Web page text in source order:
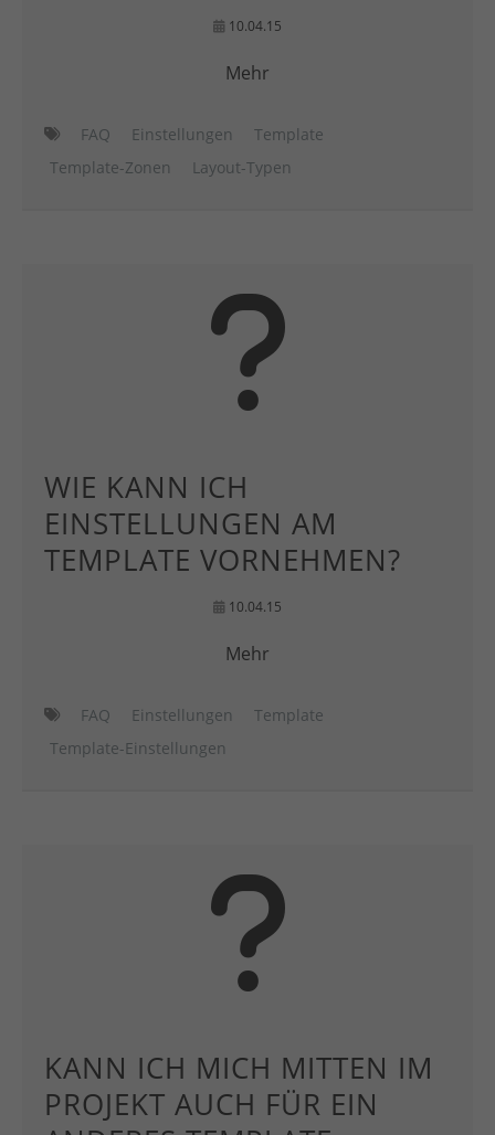
10.04.15
Mehr
FAQ Einstellungen
Template
Template-Zonen
Layout-Typen
WIE KANN ICH
EINSTELLUNGEN AM
TEMPLATE VORNEHMEN?
10.04.15
Mehr
FAQ Einstellungen
Template
Template-Einstellungen
KANN ICH MICH MITTEN IM
PROJEKT AUCH FÜR EIN